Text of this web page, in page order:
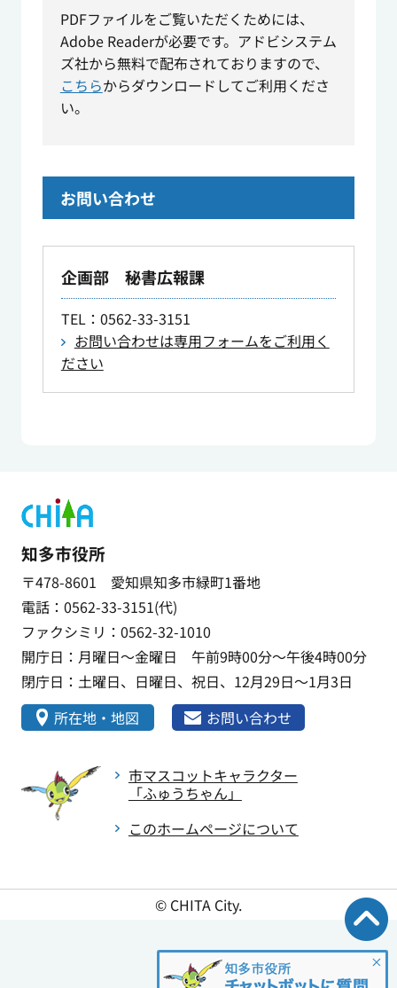
PDFファイルをご覧いただくためには、
Adobe Readerが必要です。アドビシステム
ズ社から無料で配布されておりますので、
こちらからダウンロードしてご利用くださ
い。
お問い合わせ
企画部 秘書広報課
TEL：0562-33-3151
お問い合わせは専用フォームをご利用く
ださい
知多市役所
〒478-8601 愛知県知多市緑町1番地
電話：0562-33-3151(代)
ファクシミリ：0562-32-1010
開庁日：月曜日～金曜日 午前9時00分～午後4時00分
閉庁日：土曜日、日曜日、祝日、12月29日～1月3日
所在地・地図
お問い合わせ
市マスコットキャラクター
「ふゅうちゃん」
このホームページについて
© CHITA City.